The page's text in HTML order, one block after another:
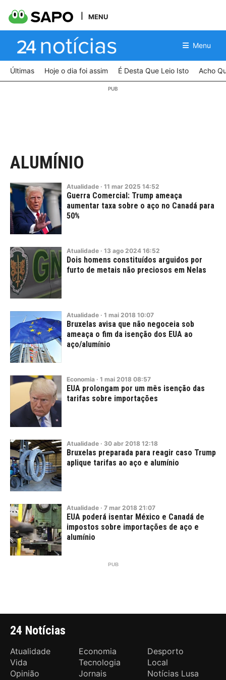
MENU
Menu
Últimas Hoje o dia foi assim É Desta Que Leio Isto Acho
ALUMÍNIO
Atualidade · 11 mar 2025 14:52
Guerra Comercial: Trump ameaça
aumentar taxa sobre o aço no Canadá para
50%
Atualidade · 13 ago 2024 16:52
Dois homens constituídos arguidos por
furto de metais não preciosos em Nelas
Atualidade · 1 mai 2018 10:07
Bruxelas avisa que não negoceia sob
ameaça o fim da isenção dos EUA ao
aço/alumínio
Economia · 1 mai 2018 08:57
EUA prolongam por um mês isenção das
tarifas sobre importações
Atualidade · 30 abr 2018 12:18
Bruxelas preparada para reagir caso Trump
aplique tarifas ao aço e alumínio
Atualidade · 7 mar 2018 21:07
EUA poderá isentar México e Canadá de
impostos sobre importações de aço e
alumínio
24 Notícias
Atualidade Economia
Desporto
Vida
Tecnologia
Local
Opinião
Jornais Notícias Lusa